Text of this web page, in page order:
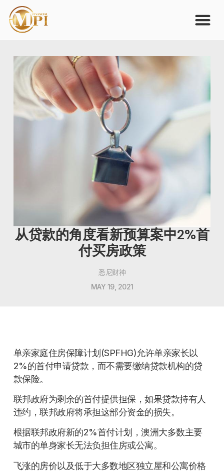
从贷款的角度看新预算案中2%首
付买房政策
悉尼财神
MAY 19, 2021
单亲家庭住房保障计划(SPFHG)允许单亲家长以
2%的首付申请贷款，而不需要缴纳贷款机构的贷
款保险。
联邦政府为剩余的首付提供担保，如果贷款持有人
违约，联邦政府将承担这部分资金的损失。
根据联邦政府新的2%首付计划，澳洲大多数主要
城市的单身家长无法负担住房或公寓。
飞涨的房价以及低于大多数地区独立屋和公寓价格